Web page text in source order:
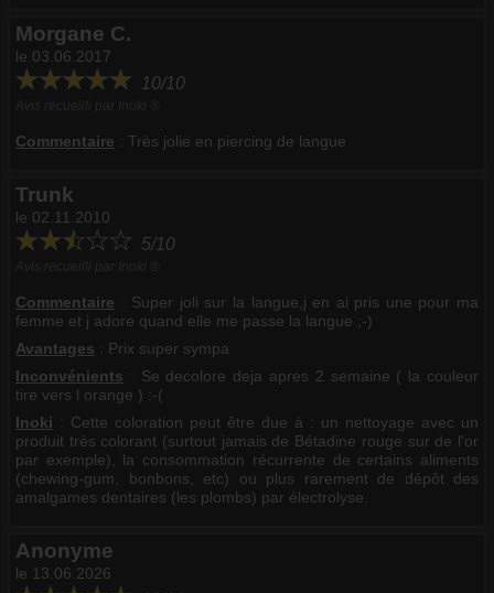
Morgane C.
le 03.06.2017
10/10
Commentaire : Très jolie en piercing de langue
Trunk
le 02.11.2010
5/10
Commentaire : Super joli sur la langue,j en ai pris une pour ma
femme et j adore quand elle me passe la langue ;-)
Avantages : Prix super sympa
Inconvénients : Se decolore deja apres 2 semaine ( la couleur
tire vers l orange ) :-(
Inoki : Cette coloration peut être due à : un nettoyage avec un
produit très colorant (surtout jamais de Bétadine rouge sur de l'or
par exemple), la consommation récurrente de certains aliments
(chewing-gum, bonbons, etc) ou plus rarement de dépôt des
amalgames dentaires (les plombs) par électrolyse.
Anonyme
le 13.06.2026